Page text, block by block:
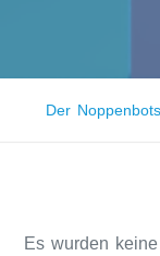
Der
Es wurden